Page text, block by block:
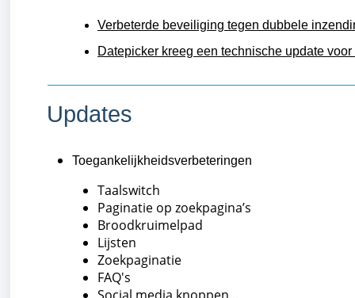
Verbeterde beveiliging tegen dubbele
Datepicker kreeg een technische update
Updates
Toegankelijkheidsverbeteringen
Taalswitch
Paginatie op zoekpagina’s
Broodkruimelpad
Lijsten
Zoekpaginatie
FAQ's